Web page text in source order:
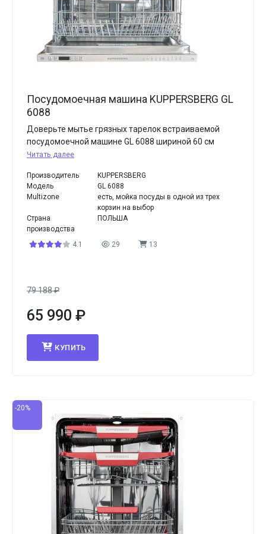
Посудомоечная машина KUPPERSBERG GL
6088
Доверьте мытье грязных тарелок встраиваемой
посудомоечной машине GL 6088 шириной 60 см
Читать далее
Производитель
KUPPERSBERG
Модель
GL 6088
Multizone
есть, мойка посуды в одной из трех
корзин на выбор
Страна
производства
ПОЛЬША
4.1 29 13
79 188₽
65 990 ₽
КУПИТЬ
-20%